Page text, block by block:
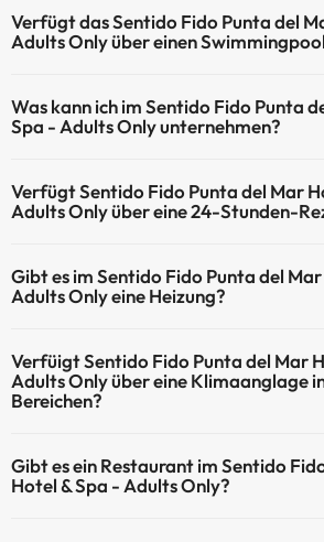
Only nicht erlaubt.
Verfügt das Sentido Fido Punta del
Adults Only über einen
über ein Schwimmbad (dieser Service ist
gebührenpflichtig). Hier finden Sie weitere
Außenpool (Sommersaison)
Was kann ich im Sentido Fido Punta
Spa - Adults Only unternehmen?
folgenden Aktivitäten an (einige davon
Verfügt Sentido Fido Punta del Mar
Adults Only über eine 24-Stunden-
Stunden-Rezeption.
Gibt es im Sentido Fido Punta del
Adults Only eine Heizung?
Heizung in den Gemeinschaftsräumen.
Verfüigt Sentido Fido Punta del Mar
Adults Only über eine Klimaanglage
Bereichen?
Klimaanlage in den Gemeinschaftsräumen.
Gibt es ein Restaurant im Sentido
Hotel & Spa - Adults Only?